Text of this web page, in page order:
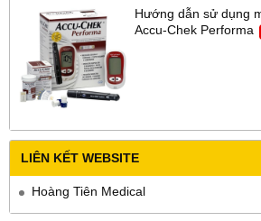
Hướng dẫn sử dụng
Accu-Chek Performa
LIÊN KẾT WEBSITE
Hoàng Tiên Medical